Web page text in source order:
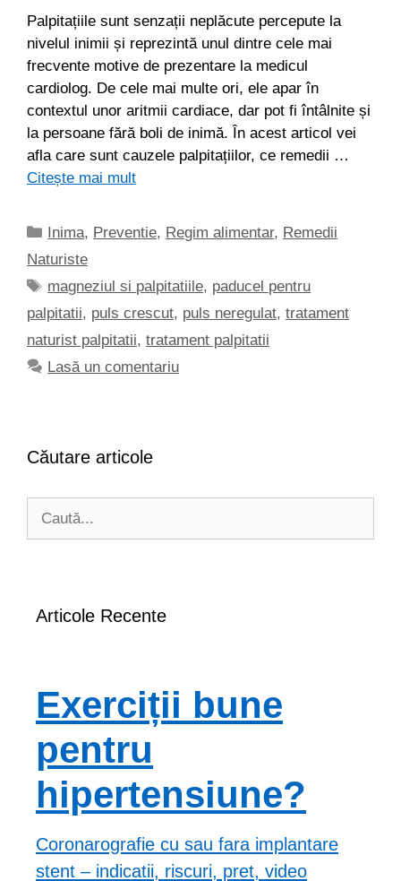
Palpitațiile sunt senzații neplăcute percepute la
nivelul inimii și reprezintă unul dintre cele mai
frecvente motive de prezentare la medicul
cardiolog. De cele mai multe ori, ele apar în
contextul unor aritmii cardiace, dar pot fi întâlnite și
la persoane fără boli de inimă. În acest articol vei
afla care sunt cauzele palpitațiilor, ce remedii …
Citește mai mult
Categorii
Inima, Preventie, Regim alimentar, Remedii
Naturiste
Etichete
magneziul si palpitatiile, paducel pentru
palpitatii, puls crescut, puls neregulat, tratament
naturist palpitatii, tratament palpitatii
Lasă un comentariu
Căutare articole
Articole Recente
Exerciții bune
pentru
hipertensiune?
Coronarografie cu sau fara implantare
stent – indicatii, riscuri, pret, video